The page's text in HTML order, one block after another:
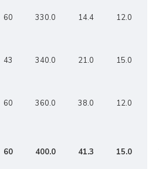
60 330.0 14.4 12.0
43 340.0 21.0 15.0
60 360.0 38.0 12.0
60 400.0 41.3 15.0